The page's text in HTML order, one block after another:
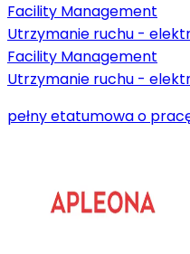
Facility Management
Utrzymanie ruchu -
Facility Management
Utrzymanie ruchu -
pełny etatumowa o